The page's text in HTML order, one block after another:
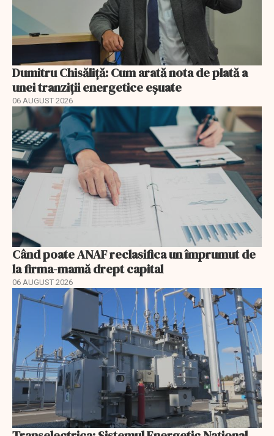
Dumitru Chisăliță: Cum arată nota de plată a
unei tranziții energetice eșuate
06 AUGUST 2026
Când poate ANAF reclasifica un împrumut de
la firma-mamă drept capital
06 AUGUST 2026